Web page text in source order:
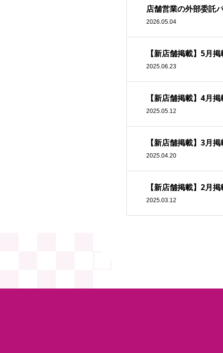
店舗営業の外部委託
2026.05.04
【新店舗掲載】5月
2025.06.23
【新店舗掲載】4月
2025.05.12
【新店舗掲載】3月
2025.04.20
【新店舗掲載】2月
2025.03.12